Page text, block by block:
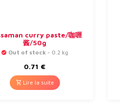
curry paste/咖喱
酱/50g
Out of stock - 0.2 kg
0.71 €
Lire la suite